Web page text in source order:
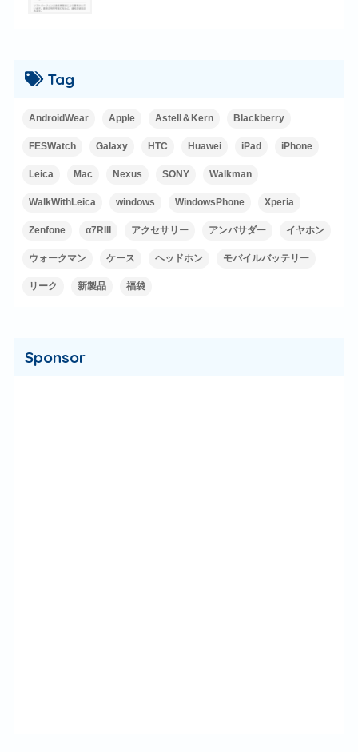
Tag
AndroidWear Apple Astell＆Kern Blackberry
FESWatch Galaxy HTC Huawei iPad iPhone
Leica Mac Nexus SONY Walkman
WalkWithLeica windows WindowsPhone Xperia
Zenfone α7RIII アクセサリー アンバサダー イヤホン
ウォークマン ケース ヘッドホン モバイルバッテリー
リーク 新製品 福袋
Sponsor